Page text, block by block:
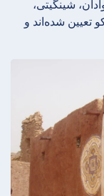
شینگیتی،
تعیین شده‌اند و